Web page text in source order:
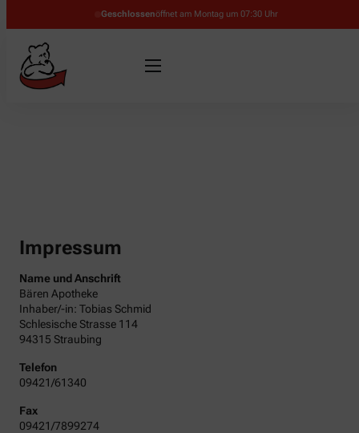
Geschlossenöffnet am Montag um 07:30 Uhr
Impressum
Name und Anschrift
Bären Apotheke
Inhaber/-in: Tobias Schmid
Schlesische Strasse 114
94315 Straubing
Telefon
09421/61340
Fax
09421/7899274